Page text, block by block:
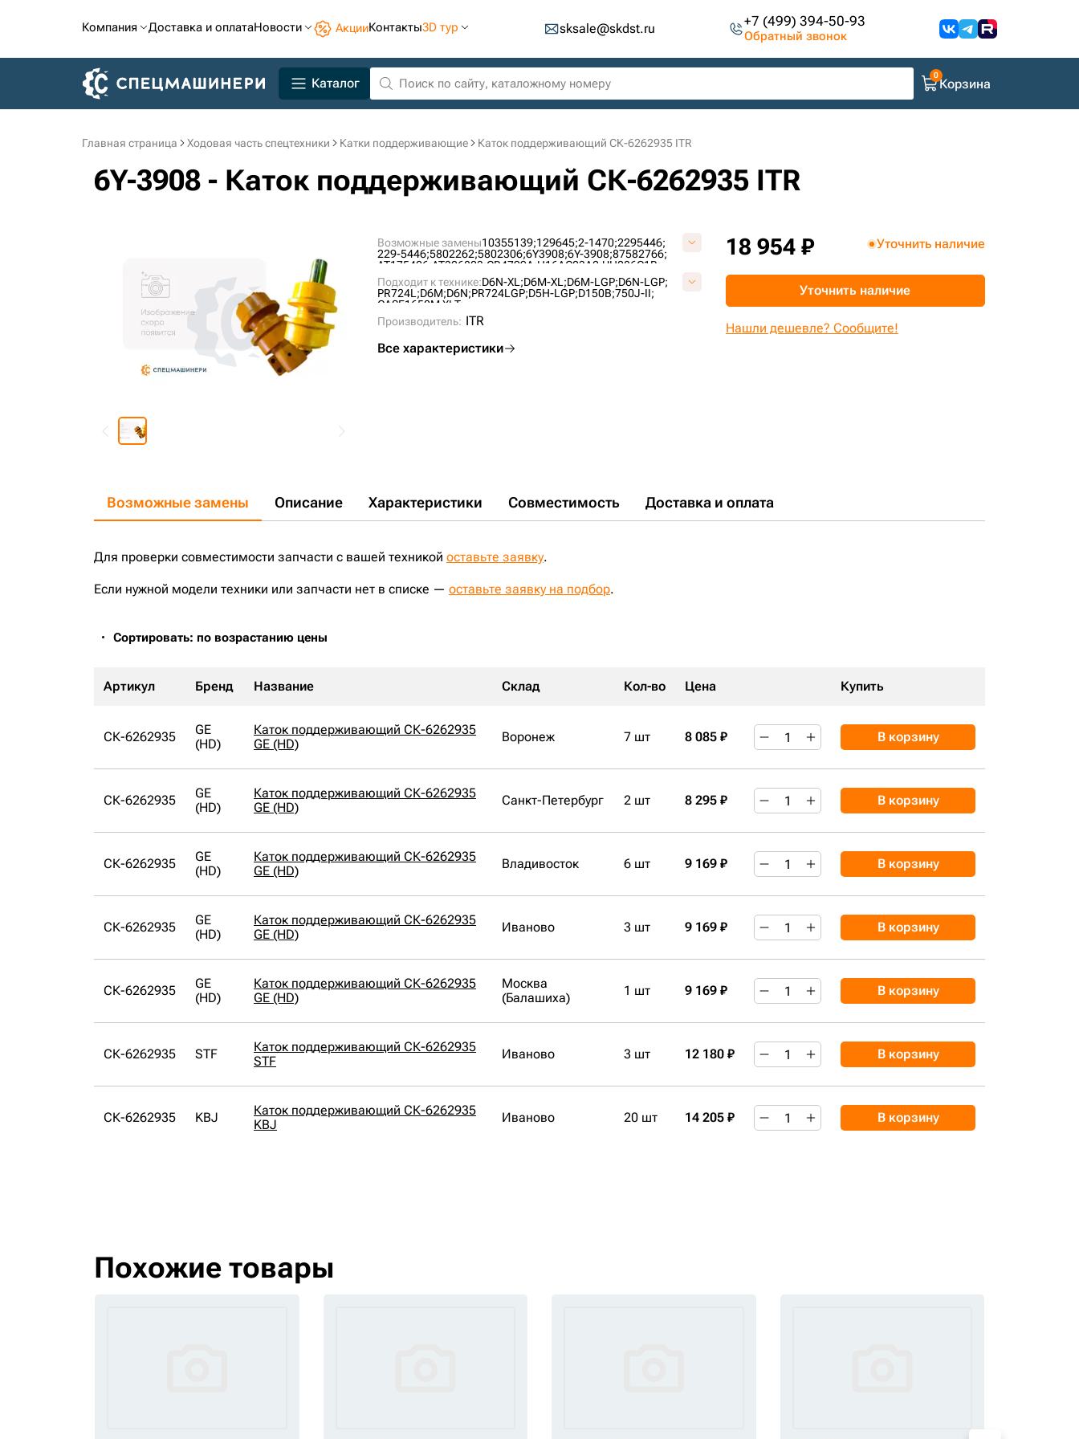
Компания Доставка и оплатаНовости АкцииКонтакты3D тур sksale@skdst.ru +7 (499) 394-50-93
Обратный звонок
Каталог Корзина
Главная страница Ходовая часть спецтехники Катки поддерживающие Каток поддерживающий СК-6262935 ITR
6Y-3908 - Каток поддерживающий СК-6262935 ITR
Возможные замены10355139;129645;2-1470;2295446;
229-5446;5802262;5802306;6Y3908;6Y-3908;87582766;
AT175426;AT306803;CR4799A;H16AC03A2;UH086C1B;
VC0105H0;
Подходит к технике:D6N-XL;D6M-XL;D6M-LGP;D6N-LGP;
PR724L;D6M;D6N;PR724LGP;D5H-LGP;D150B;750J-II;
CASE1650M XLT;
Производитель: ITR
Все характеристики
18 954 ₽ Уточнить наличие
Уточнить наличие
Нашли дешевле? Сообщите!
Возможные замены Описание Характеристики Совместимость Доставка и оплата
Для проверки совместимости запчасти с вашей техникой оставьте заявку.
Если нужной модели техники или запчасти нет в списке — оставьте заявку на подбор.
Сортировать: по возрастанию цены
Артикул Бренд Название Склад Кол-во Цена Купить
СК-6262935
GE
(HD)
Каток поддерживающий СК-6262935
GE (HD)
Воронеж 7 шт 8 085 ₽ В корзину
СК-6262935
GE
(HD)
Каток поддерживающий СК-6262935
GE (HD)
Санкт-Петербург 2 шт 8 295 ₽ В корзину
СК-6262935
GE
(HD)
Каток поддерживающий СК-6262935
GE (HD)
Владивосток 6 шт 9 169 ₽ В корзину
СК-6262935
GE
(HD)
Каток поддерживающий СК-6262935
GE (HD)
Иваново 3 шт 9 169 ₽ В корзину
СК-6262935
GE
(HD)
Каток поддерживающий СК-6262935
GE (HD)
Москва
(Балашиха)
1 шт 9 169 ₽ В корзину
СК-6262935 STF
Каток поддерживающий СК-6262935
STF
Иваново 3 шт 12 180 ₽ В корзину
СК-6262935 KBJ
Каток поддерживающий СК-6262935
KBJ
Иваново 20 шт 14 205 ₽ В корзину
Похожие товары